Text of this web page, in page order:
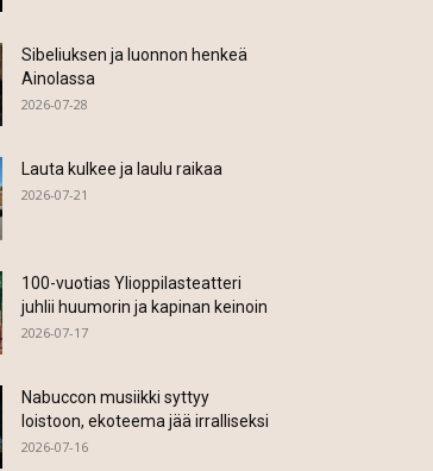
Sibeliuksen ja luonnon henkeä
Ainolassa
2026-07-28
Lauta kulkee ja laulu raikaa
2026-07-21
100-vuotias Ylioppilasteatteri
juhlii huumorin ja kapinan keinoin
2026-07-17
Nabuccon musiikki syttyy
loistoon, ekoteema jää irralliseksi
2026-07-16